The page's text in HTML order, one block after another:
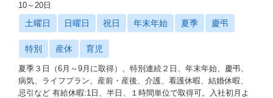
10～20日
土曜日 日曜日 祝日 年末年始 夏季 慶弔
特別 産休 育児
夏季３日（6月～9月に取得）、特別連続２日、年末年始、慶弔、
病気、ライフプラン、産前・産後、介護、看護休暇、結婚休暇、
忌引など 有給休暇:1日、半日、１時間単位で取得可。入社初月よ